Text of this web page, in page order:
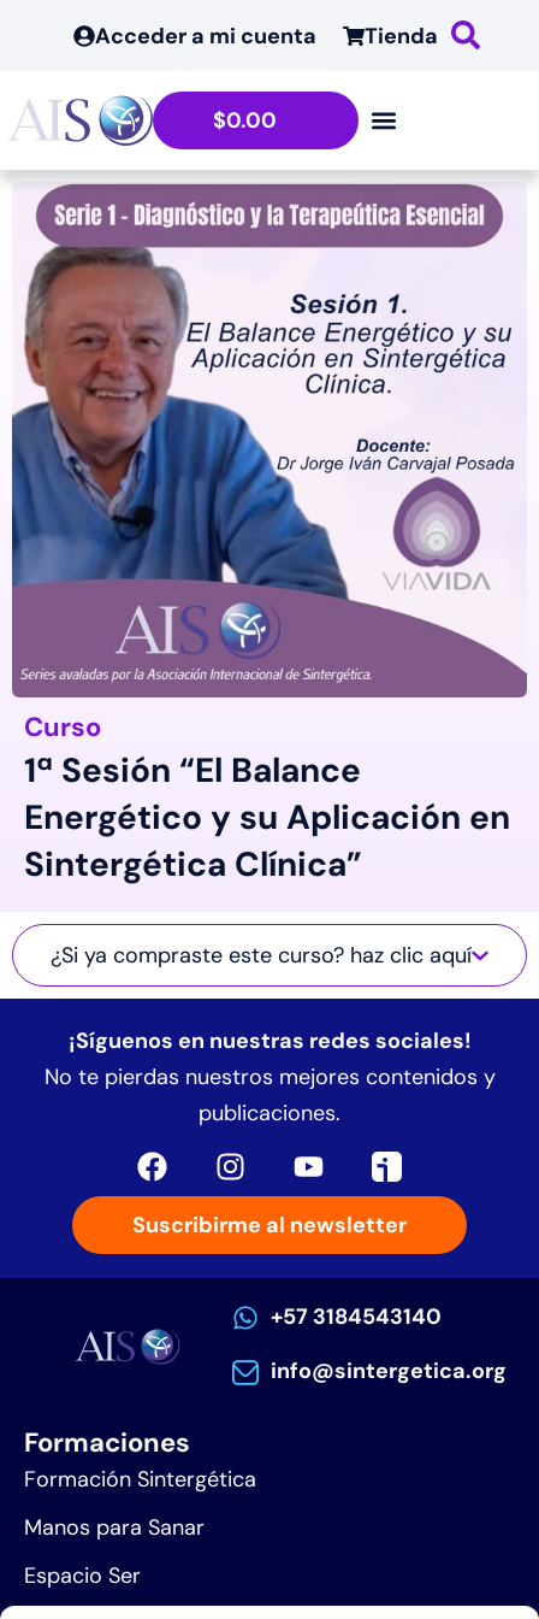
Acceder a mi cuenta Tienda
$0.00
Curso
1ª Sesión “El Balance
Energético y su Aplicación en
Sintergética Clínica”
¿Si ya compraste este curso? haz clic aquí
¡Síguenos en nuestras redes sociales!
No te pierdas nuestros mejores contenidos y
publicaciones.
Suscribirme al newsletter
+57 3184543140
info@sintergetica.org
Formaciones
Formación Sintergética
Manos para Sanar
Espacio Ser